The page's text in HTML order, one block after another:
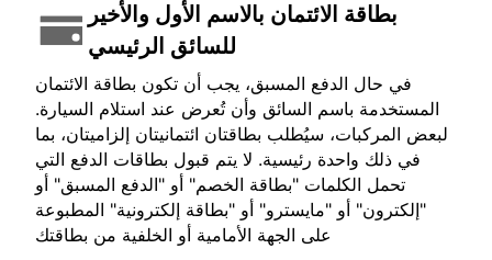
بطاقة الائتمان بالاسم الأول والأخير
للسائق الرئيسي
في حال الدفع المسبق، يجب أن تكون بطاقة الائتمان
المستخدمة باسم السائق وأن تُعرض عند استلام السيارة.
لبعض المركبات، سيُطلب بطاقتان ائتمانيتان إلزاميتان، بما
في ذلك واحدة رئيسية. لا يتم قبول بطاقات الدفع التي
تحمل الكلمات "بطاقة الخصم" أو "الدفع المسبق" أو
"إلكترون" أو "مايسترو" أو "بطاقة إلكترونية" المطبوعة
على الجهة الأمامية أو الخلفية من بطاقتك